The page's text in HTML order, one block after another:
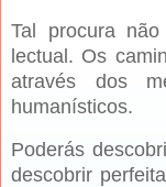
Tal procura
lectual. Os
através dos
humanísticos.
Poderás
des­cobrir